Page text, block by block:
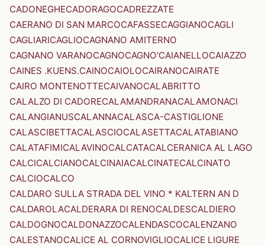
CADONEGHECADORAGOCADREZZATE
CAERANO DI SAN MARCOCAFASSECAGGIANOCAGLI
CAGLIARICAGLIOCAGNANO AMITERNO
CAGNANO VARANOCAGNOCAGNO'CAIANELLOCAIAZZO
CAINES .KUENS.CAINOCAIOLOCAIRANOCAIRATE
CAIRO MONTENOTTECAIVANOCALABRITTO
CALALZO DI CADORECALAMANDRANACALAMONACI
CALANGIANUSCALANNACALASCA-CASTIGLIONE
CALASCIBETTACALASCIOCALASETTACALATABIANO
CALATAFIMICALAVINOCALCATACALCERANICA AL LAGO
CALCICALCIANOCALCINAIACALCINATECALCINATO
CALCIOCALCO
CALDARO SULLA STRADA DEL VINO * KALTERN AN D
CALDAROLACALDERARA DI RENOCALDESCALDIERO
CALDOGNOCALDONAZZOCALENDASCOCALENZANO
CALESTANOCALICE AL CORNOVIGLIOCALICE LIGURE